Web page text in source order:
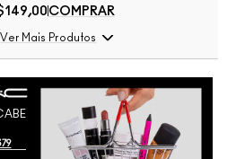
COMPRAR
Ver Mais Produtos